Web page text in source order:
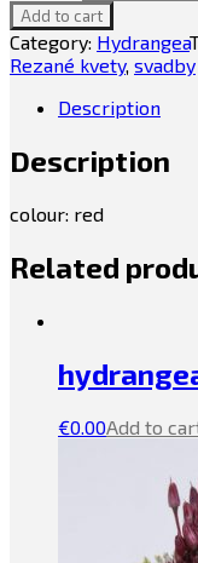
Add to cart
Category: Hydrangea
Rezané kvety, svadby
Description
Description
colour: red
Related
€0.00Add to